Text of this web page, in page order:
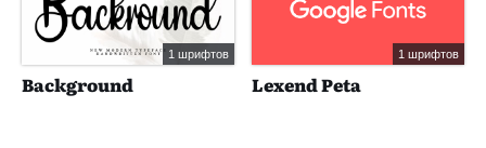
1 шрифтов
Background
1 шрифтов
Lexend Peta